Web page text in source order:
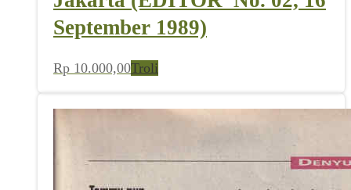
September 1989)
Rp 10.000,00Troli